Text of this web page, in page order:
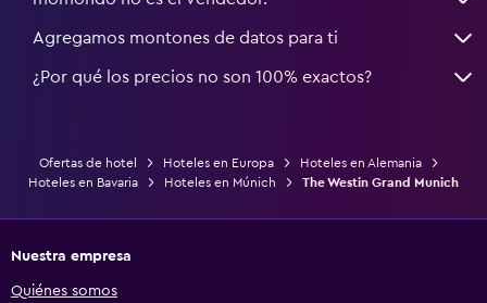
Agregamos montones de datos para ti
¿Por qué los precios no son 100% exactos?
Ofertas de hotel Hoteles en Europa
Hoteles en Alemania
Hoteles en Bavaria
Hoteles en Múnich The Westin Grand Munich
Nuestra empresa
Quiénes somos